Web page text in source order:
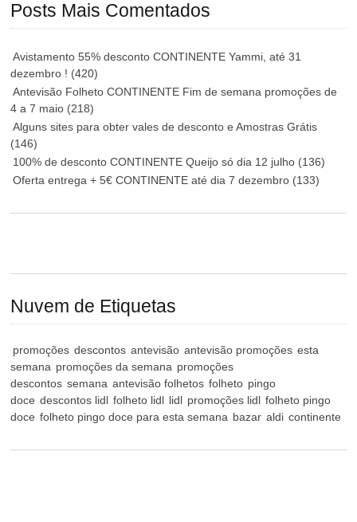
Posts Mais Comentados
Avistamento 55% desconto CONTINENTE Yammi, até 31
dezembro ! (420)
Antevisão Folheto CONTINENTE Fim de semana promoções de
4 a 7 maio (218)
Alguns sites para obter vales de desconto e Amostras Grátis
(146)
100% de desconto CONTINENTE Queijo só dia 12 julho (136)
Oferta entrega + 5€ CONTINENTE até dia 7 dezembro (133)
Nuvem de Etiquetas
promoções descontos antevisão antevisão promoções esta
semana promoções da semana promoções
descontos semana antevisão folhetos folheto pingo
doce descontos lidl folheto lidl lidl promoções lidl folheto pingo
doce folheto pingo doce para esta semana bazar aldi continente